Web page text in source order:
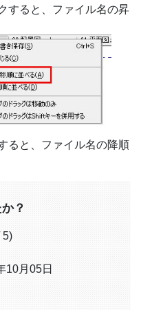
すると、ファイル名の昇
ると、ファイル名の降順
？
5)
10月05日